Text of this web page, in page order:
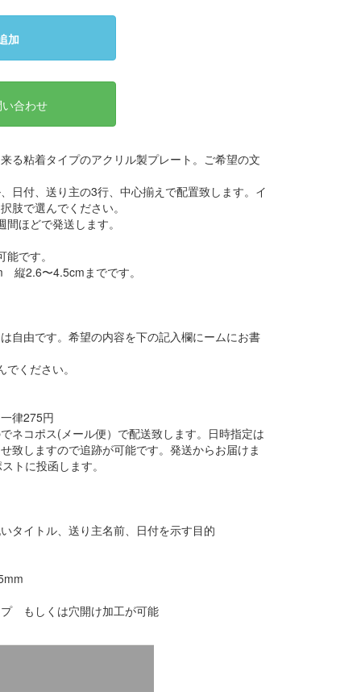
加
合わせ
る粘着タイプのアクリル製プレート。ご希望の文
日付、送り主の3行、中心揃えで配置致します。イ
肢で選んでください。
ほどで発送します。
です。
縦2.6〜4.5cmまでです。
自由です。希望の内容を下の記入欄にームにお書
ください。
律275円
ネコポス(メール便）で配送致します。日時指定は
致しますので追跡が可能です。発送からお届けま
トに投函します。
タイトル、送り主名前、日付を示す目的
もしくは穴開け加工が可能